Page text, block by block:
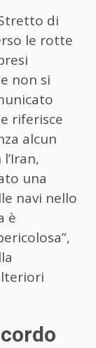
di
le rotte
non si
riferisce
alcun
Iran,
una
navi nello
è